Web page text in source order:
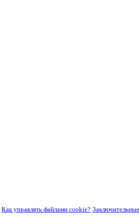
Как управлять файлами cookie?